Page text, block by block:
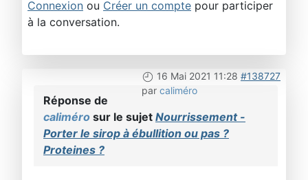
Connexion ou Créer un compte pour participer
à la conversation.
16 Mai 2021 11:28 #138727
par caliméro
Réponse de
caliméro sur le sujet Nourrissement -
Porter le sirop à ébullition ou pas ?
Proteines ?